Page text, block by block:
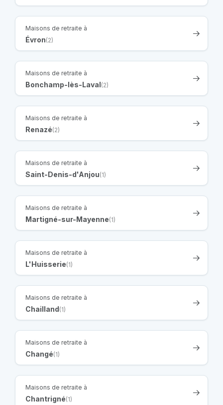
Maisons de retraite à
Évron(2)
Maisons de retraite à
Bonchamp-lès-Laval(2)
Maisons de retraite à
Renazé(2)
Maisons de retraite à
Saint-Denis-d'Anjou(1)
Maisons de retraite à
Martigné-sur-Mayenne(1)
Maisons de retraite à
L'Huisserie(1)
Maisons de retraite à
Chailland(1)
Maisons de retraite à
Changé(1)
Maisons de retraite à
Chantrigné(1)